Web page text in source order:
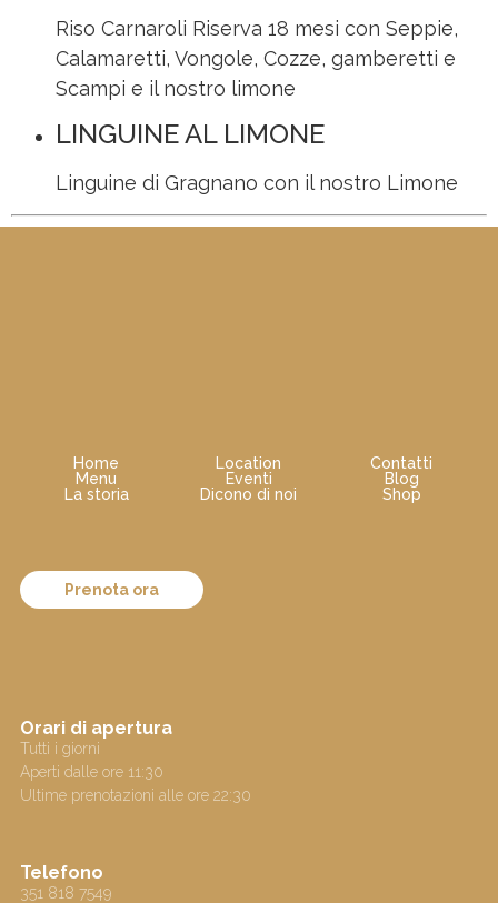
Riso Carnaroli Riserva 18 mesi con Seppie,
Calamaretti, Vongole, Cozze, gamberetti e
Scampi e il nostro limone
LINGUINE AL LIMONE
Linguine di Gragnano con il nostro Limone
Home Location
Contatti
Menu
Eventi
Blog
La storia
Dicono di noi Shop
Prenota ora
Orari di apertura
Tutti i giorni
Aperti dalle ore 11:30
Ultime prenotazioni alle ore 22:30
Telefono
351 818 7549